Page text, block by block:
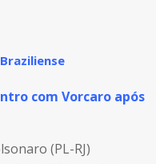
com Vorcaro após
(PL-RJ)